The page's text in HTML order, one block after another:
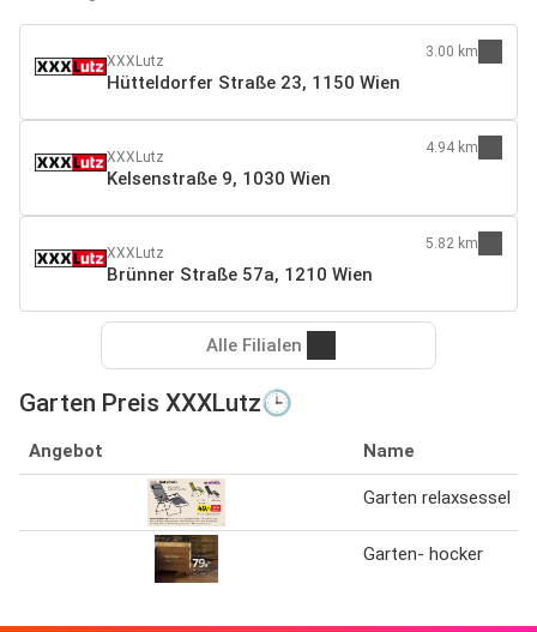
XXXLutz
Hütteldorfer Straße 23, 1150 Wien
3.00 km
XXXLutz
Kelsenstraße 9, 1030 Wien
4.94 km
XXXLutz
Brünner Straße 57a, 1210 Wien
5.82 km
Alle Filialen
Garten Preis XXXLutz🕒
Angebot Name
Garten relaxsessel
Garten- hocker